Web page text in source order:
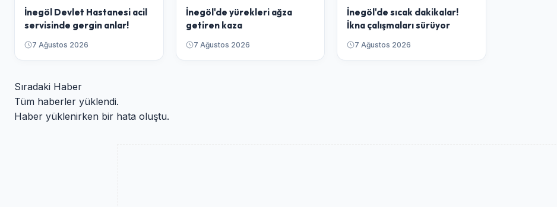
İnegöl Devlet Hastanesi acil
servisinde gergin anlar!
7 Ağustos 2026
İnegöl'de yürekleri ağza
getiren kaza
7 Ağustos 2026
İnegöl'de sıcak dakikalar!
İkna çalışmaları sürüyor
7 Ağustos 2026
Sıradaki Haber
Tüm haberler yüklendi.
Haber yüklenirken bir hata oluştu.